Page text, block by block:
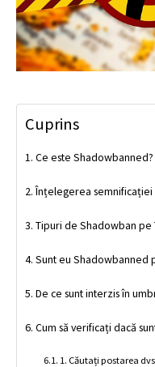
Cuprins
Ce este Shadowbanned?
Înțelegerea
Tipuri de Shadowban pe
Sunt eu Shadowbanned
De ce sunt interzis în
Cum să verificați dacă
1. Căutați postarea